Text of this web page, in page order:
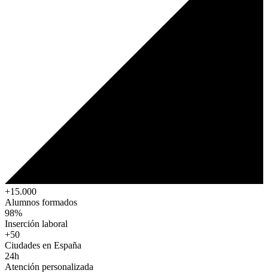
+15.000
Alumnos formados
98%
Inserción laboral
+50
Ciudades en España
24h
Atención personalizada